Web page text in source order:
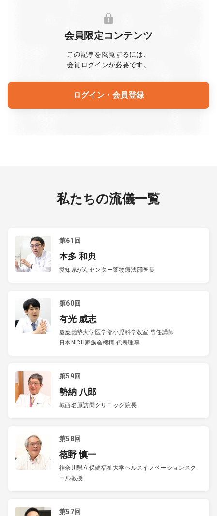
会員限定コンテンツ
この記事を閲覧するには、
会員ログインが必要です。
ログイン・会員登録
私たちの流儀一覧
第61回
本多 和典
愛知県がんセンター薬物療法部医長
第60回
有光 威志
慶應義塾大学医学部小児科学教室 専任講師
日本NICU家族会機構 代表理事
第59回
勢納 八郎
城西名原訪問クリニック院長
第58回
徳野 慎一
神奈川県立保健福祉大学ヘルスイノベーションスク
ール教授
第57回